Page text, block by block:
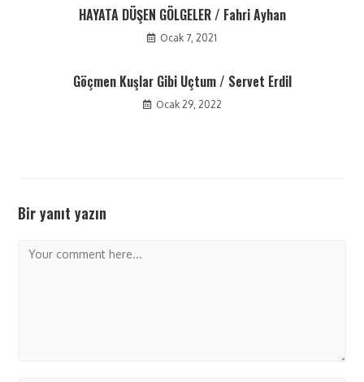
HAYATA DÜŞEN GÖLGELER / Fahri Ayhan
Ocak 7, 2021
Göçmen Kuşlar Gibi Uçtum / Servet Erdil
Ocak 29, 2022
Bir yanıt yazın